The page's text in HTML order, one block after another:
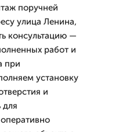
поручней
улица Ленина,
консультацию —
работ и
при
установку
и
для